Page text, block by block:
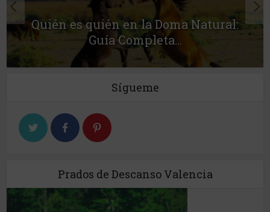
Quién es quién en la Doma Natural:
Guía Completa...
Sígueme
Prados de Descanso Valencia